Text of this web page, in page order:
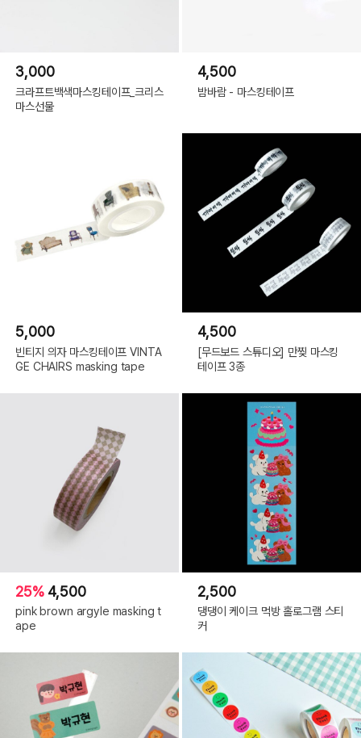
3,000
크라프트백색마스킹테이프_크리스
마스선물
4,500
밤바람 - 마스킹테이프
5,000
빈티지 의자 마스킹테이프 VINTA
GE CHAIRS masking tape
4,500
[무드보드 스튜디오] 만찢 마스킹
테이프 3종
25% 4,500
pink brown argyle masking t
ape
2,500
댕댕이 케이크 먹방 홀로그램 스티
커